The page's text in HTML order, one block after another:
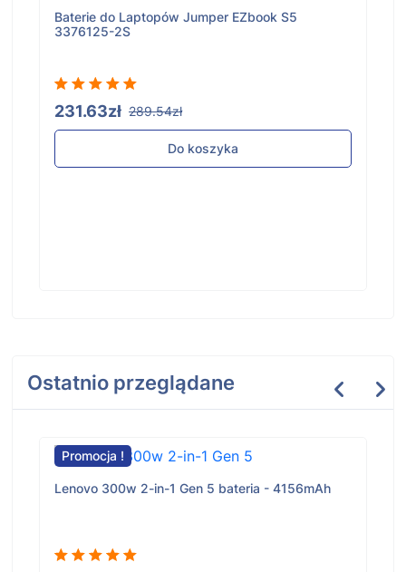
Baterie do Laptopów Jumper EZbook S5
3376125-2S
231.63zł 289.54zł
Do koszyka
Ostatnio przeglądane
Promocja !
Lenovo 300w 2-in-1 Gen 5 bateria - 4156mAh